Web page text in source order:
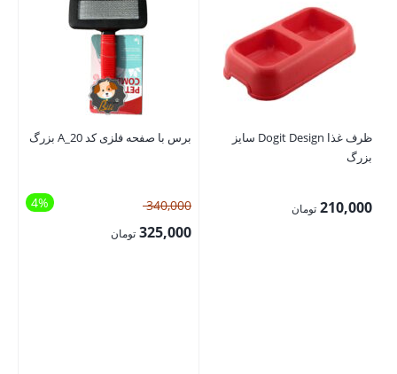
ظرف غذا Dogit Design سایز
بزرگ
210,000 تومان
برس با صفحه فلزی کد A_20 بزرگ
4% 340,000قیمت
اصلی:325,000 تومان